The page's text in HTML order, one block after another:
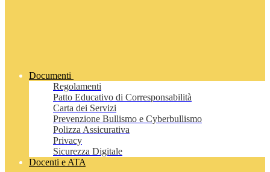
Documenti
Regolamenti
Patto Educativo di Corresponsabilità
Carta dei Servizi
Prevenzione Bullismo e Cyberbullismo
Polizza Assicurativa
Privacy
Sicurezza Digitale
Docenti e ATA